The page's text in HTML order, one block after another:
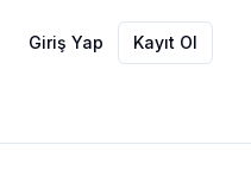
Giriş Yap Kayıt Ol